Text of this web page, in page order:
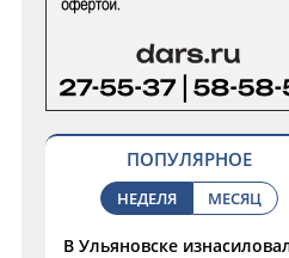
ПОПУЛЯРНОЕ
НЕДЕЛЯ МЕСЯЦ
В Ульяновске